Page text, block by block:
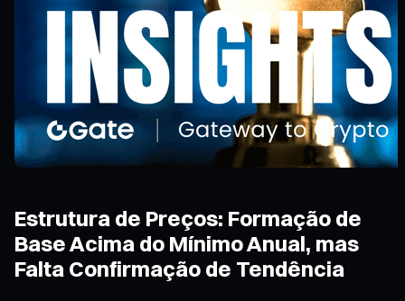
Estrutura de Preços: Formação de
Base Acima do Mínimo Anual, mas
Falta Confirmação de Tendência